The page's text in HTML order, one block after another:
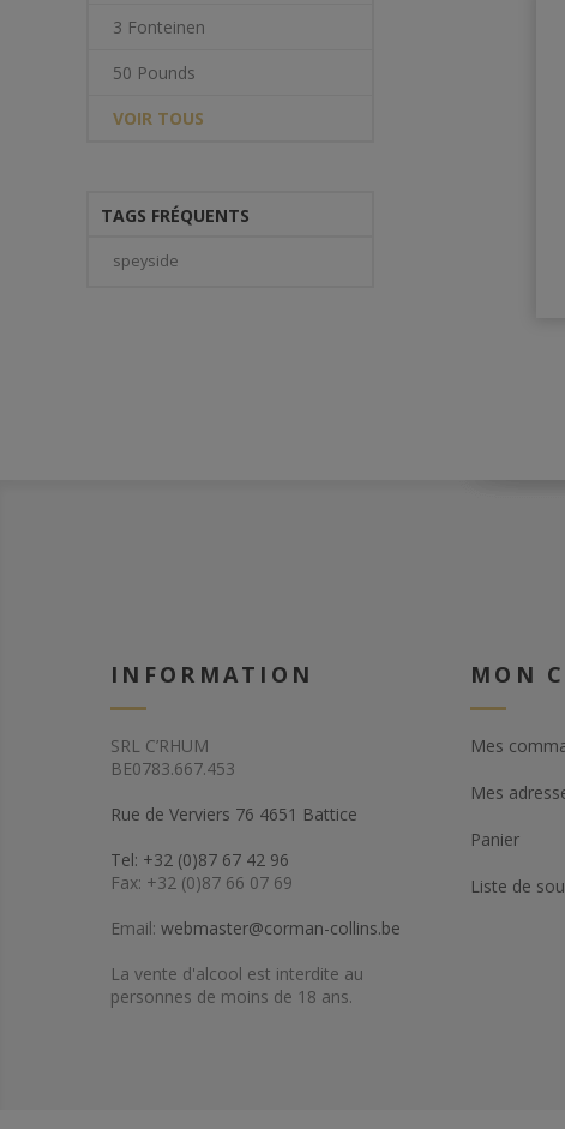
3 Fonteinen
50 Pounds
VOIR TOUS
TAGS FRÉQUENTS
speyside
INFORMATION
SRL C’RHUM
BE0783.667.453
Rue de Verviers 76 4651 Battice
Tel: +32 (0)87 67 42 96
Fax: +32 (0)87 66 07 69
Email: webmaster@corman-collins.be
La vente d'alcool est interdite au
personnes de moins de 18 ans.
MON
Mes
Mes
Panier
Liste de